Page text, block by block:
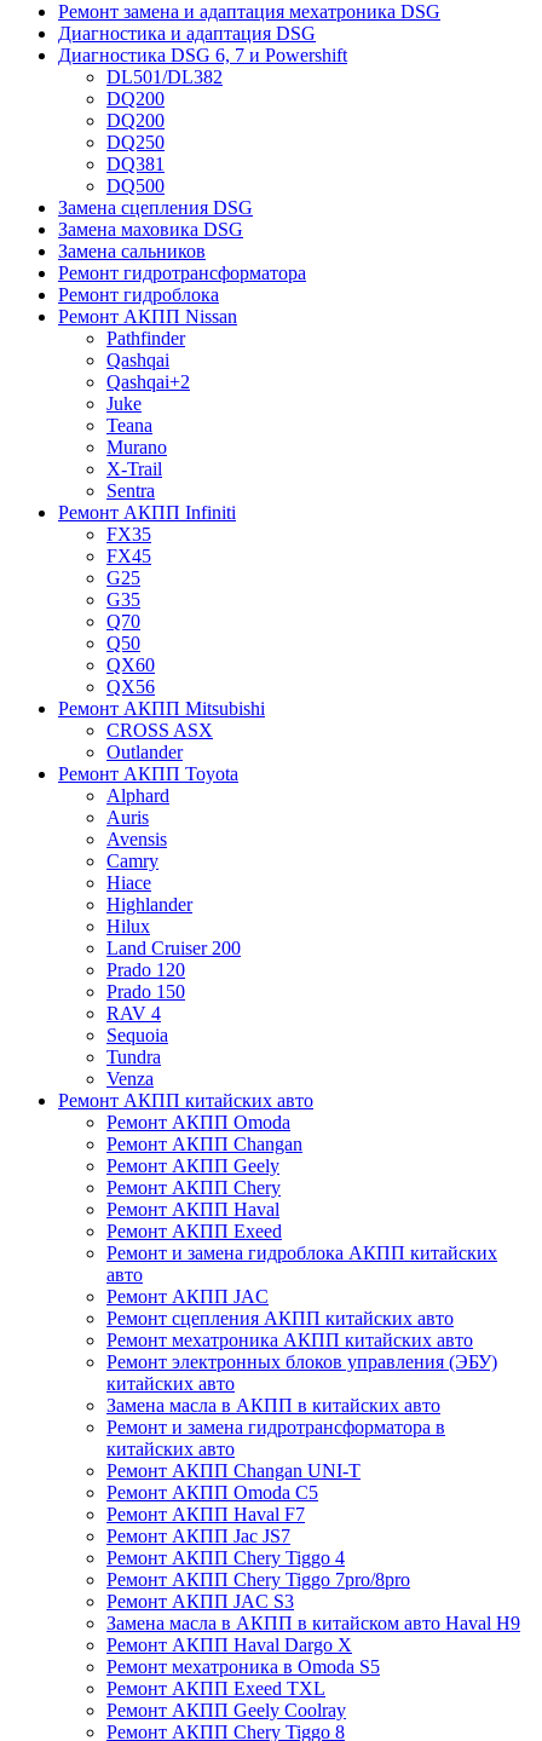
Ремонт замена и адаптация мехатроника DSG
Диагностика и адаптация DSG
Диагностика DSG 6, 7 и Powershift
DL501/DL382
DQ200
DQ200
DQ250
DQ381
DQ500
Замена сцепления DSG
Замена маховика DSG
Замена сальников
Ремонт гидротрансформатора
Ремонт гидроблока
Ремонт АКПП Nissan
Pathfinder
Qashqai
Qashqai+2
Juke
Teana
Murano
X-Trail
Sentra
Ремонт АКПП Infiniti
FX35
FX45
G25
G35
Q70
Q50
QX60
QX56
Ремонт АКПП Mitsubishi
CROSS ASX
Outlander
Ремонт АКПП Toyota
Alphard
Auris
Avensis
Camry
Hiace
Highlander
Hilux
Land Cruiser 200
Prado 120
Prado 150
RAV 4
Sequoia
Tundra
Venza
Ремонт АКПП китайских авто
Ремонт АКПП Omoda
Ремонт АКПП Changan
Ремонт АКПП Geely
Ремонт АКПП Chery
Ремонт АКПП Haval
Ремонт АКПП Exeed
Ремонт и замена гидроблока АКПП китайских
авто
Ремонт АКПП JAC
Ремонт сцепления АКПП китайских авто
Ремонт мехатроника АКПП китайских авто
Ремонт электронных блоков управления (ЭБУ)
китайских авто
Замена масла в АКПП в китайских авто
Ремонт и замена гидротрансформатора в
китайских авто
Ремонт АКПП Changan UNI-T
Ремонт АКПП Omoda C5
Ремонт АКПП Haval F7
Ремонт АКПП Jac JS7
Ремонт АКПП Chery Tiggo 4
Ремонт АКПП Chery Tiggo 7pro/8pro
Ремонт АКПП JAC S3
Замена масла в АКПП в китайском авто Haval H9
Ремонт АКПП Haval Dargo X
Ремонт мехатроника в Omoda S5
Ремонт АКПП Exeed TXL
Ремонт АКПП Geely Coolray
Ремонт АКПП Chery Tiggo 8